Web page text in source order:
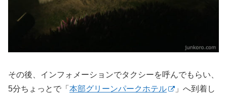
その後、インフォメーションでタクシーを呼んでもらい、
5分ちょっとで「 本部グリーンパークホテル
」へ到着し